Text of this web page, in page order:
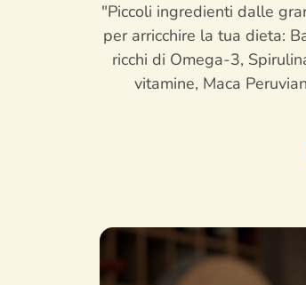
"Piccoli ingredienti dalle
per arricchire la tua dieta:
ricchi di Omega-3,
vitamine, Maca